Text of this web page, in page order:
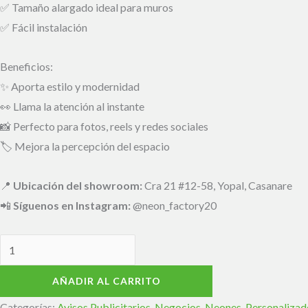
✅ Tamaño alargado ideal para muros
✅ Fácil instalación
Beneficios:
✨ Aporta estilo y modernidad
👀 Llama la atención al instante
📸 Perfecto para fotos, reels y redes sociales
🏷️ Mejora la percepción del espacio
📍 Ubicación del showroom: Cra 21 #12-58, Yopal, Casanare
📲 Síguenos en Instagram: @neon_factory20
AÑADIR AL CARRITO